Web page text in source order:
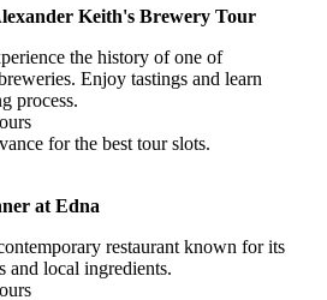
Keith's Brewery Tour
the history of one of
Enjoy tastings and learn
process.
for the best tour slots.
at Edna
restaurant known for its
and local ingredients.